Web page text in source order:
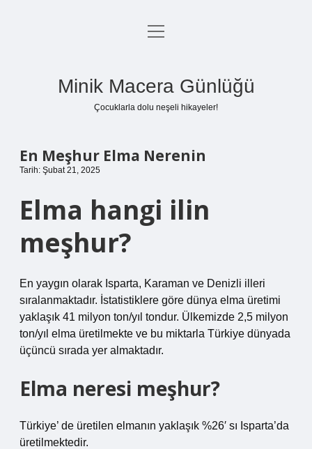
Anasayfa
menüyü
Minik Macera Günlüğü
Çocuklarla dolu neşeli hikayeler!
En Meşhur Elma Nerenin
Tarih: Şubat 21, 2025
Elma hangi ilin
meşhur?
En yaygın olarak Isparta, Karaman ve Denizli illeri
sıralanmaktadır. İstatistiklere göre dünya elma üretimi
yaklaşık 41 milyon ton/yıl tondur. Ülkemizde 2,5 milyon
ton/yıl elma üretilmekte ve bu miktarla Türkiye dünyada
üçüncü sırada yer almaktadır.
Elma neresi meşhur?
Türkiye’ de üretilen elmanın yaklaşık %26′ sı Isparta’da
üretilmektedir.